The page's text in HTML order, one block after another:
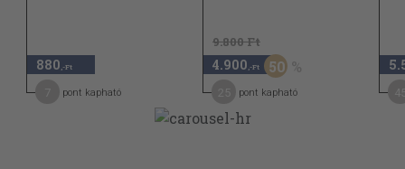
880 ,-Ft
pont kapható
9.800 Ft
4.900 ,-Ft 50
pont kapható